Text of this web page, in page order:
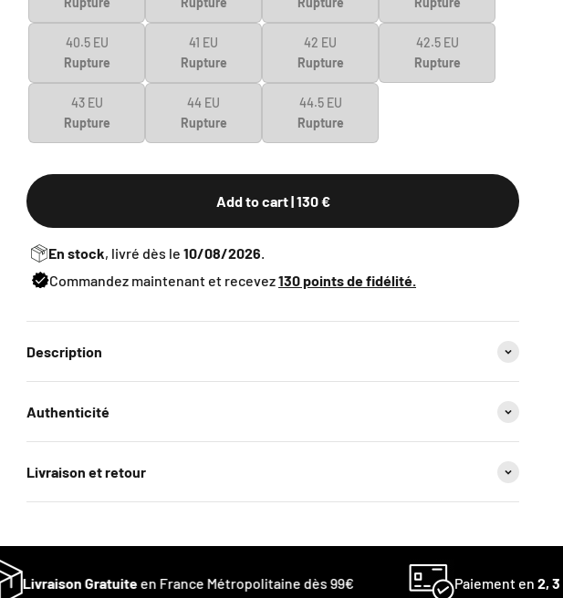
40.5 EU
Rupture
41 EU
Rupture
42 EU
Rupture
42.5 EU
Rupture
43 EU
Rupture
44 EU
Rupture
44.5 EU
Rupture
Add to cart| 130 €
En stock, livré dès le 10/08/2026.
Commandez maintenant et recevez130points de fidélité.
Description
Authenticité
Livraison et retour
Livraison Gratuiteen France Métropolitaine dès 99€ Paiement en2, 3